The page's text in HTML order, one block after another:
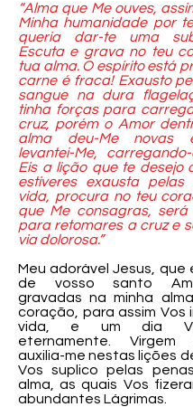
“Alma que Me ouves,
Minha humanidade por
queria dar-te uma
Escuta e grava no teu
tua alma. O espírito está
carne é fraca! Exausto
sangue na dura
tinha forças para
cruz, porém o Amor
alma deu-Me novas
levantei-Me,
Eis a lição que te desejo
estiveres exausta
vida, procura no teu
que Me consagras,
para retomares a cruz e
via dolorosa.”
Meu adorável Jesus, que
de vosso santo
gravadas na minha
coração, para assim Vos
vida, e um dia
eternamente. Virgem
auxilia-me nestas lições
Vos suplico pelas
alma, as quais Vos
abundantes Lágrimas.